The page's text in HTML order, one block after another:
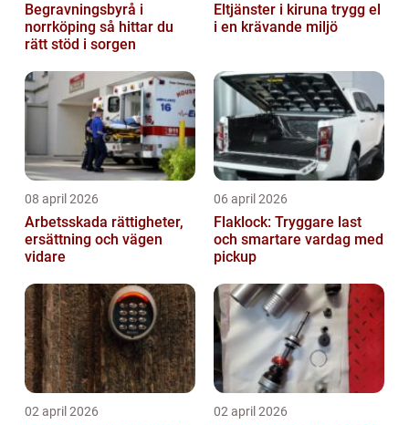
Begravningsbyrå i
norrköping så hittar du
rätt stöd i sorgen
Eltjänster i kiruna trygg el
i en krävande miljö
08 april 2026
Arbetsskada rättigheter,
ersättning och vägen
vidare
06 april 2026
Flaklock: Tryggare last
och smartare vardag med
pickup
02 april 2026 02 april 2026